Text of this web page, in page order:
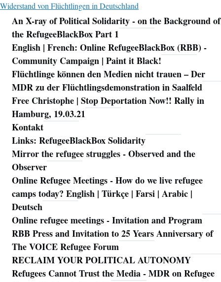
Widerstand von Flüchtlingen in Deutschland
Navigation
An X-ray of Political Solidarity - on the Background of
the RefugeeBlackBox Part 1
English | French: Online RefugeeBlackBox (RBB) -
Community Campaign | Paint it Black!
Flüchtlinge können den Medien nicht trauen – Der
MDR zu der Flüchtlingsdemonstration in Saalfeld
Free Christophe | Stop Deportation Now!! Rally in
Hamburg, 19.03.21
Kontakt
Links: RefugeeBlackBox Solidarity
Mirror the refugee struggles - Observed and the
Observer
Online Refugee Meetings - How do we live refugee
camps today? English | Türkçe | Farsi | Arabic |
Deutsch
Online refugee meetings - Invitation and Program
RBB Press and Invitation to 25 Years Anniversary of
The VOICE Refugee Forum
RECLAIM YOUR POLITICAL AUTONOMY
Refugees Cannot Trust the Media - MDR on Refugee